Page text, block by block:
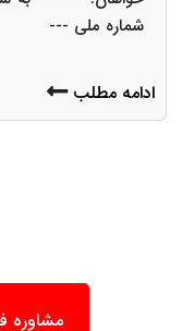
شماره ملی ---
ادامه مطلب
مشاوره